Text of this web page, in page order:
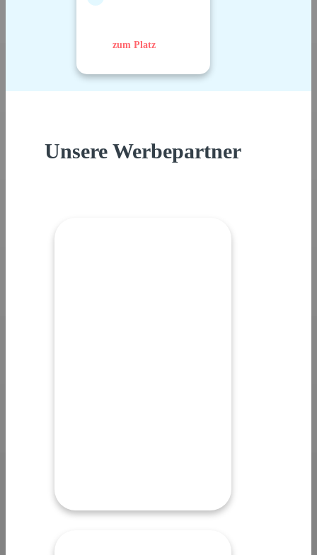
zum Platz
Unsere Werbepartner